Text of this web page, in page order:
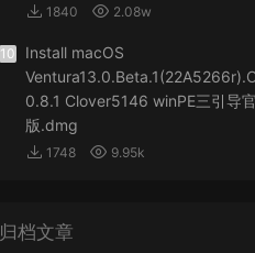
1840 2.08w
10
Install macOS
0.8.1 Clover5146 winPE三引导
版.dmg
1748 9.95k
归档文章